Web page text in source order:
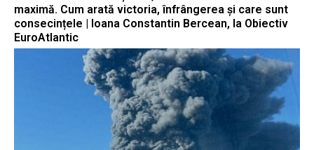
maximă. Cum arată victoria, înfrângerea și care sunt
consecințele | Ioana Constantin Bercean, la Obiectiv
EuroAtlantic